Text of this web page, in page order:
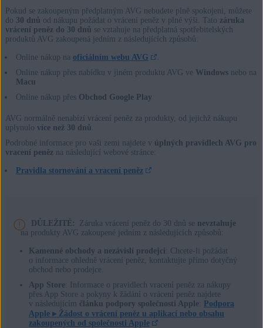
Pokud se zakoupeným předplatným AVG nebudete plně spokojeni, můžete
do 30 dnů od nákupu požádat o vrácení peněz v plné výši. Tato záruka
vrácení peněz do 30 dnů se vztahuje na předplatná spotřebitelských
produktů AVG zakoupená jedním z následujících způsobů:
Online nákup na oficiálním webu AVG
.
Online nákup přes nabídku v jiném produktu AVG ve Windowsnebo na
Macu
Online nákup přes Obchod Google Play
AVG normálně nenabízí vrácení peněz za produkty, od jejichž nákupu
uplynulo více než 30 dnů.
Podrobné informace pro vaši zemi najdete v úplných pravidlech AVG pro
vracení penězna následující webové stránce:
Pravidla stornování a vracení peněz
DŮLEŽITÉ: Záruka vrácení peněz do 30 dnů se nevztahuje
na produkty AVG zakoupené jedním z následujících způsobů:
Kamenné obchody a nezávislí prodejci : Chcete-li požádat
o informace ohledně vrácení peněz, kontaktujte přímo dotyčný
obchod nebo prodejce.
App Store: Informace o pravidlech vracení peněz za nákupy
přes App Store a pokyny k žádání o vrácení peněz najdete
v následujícím článku podpory společnosti Apple:
Podpora
Apple ▸Žádost o vrácení peněz u aplikací nebo obsahu
zakoupených od společnosti Apple